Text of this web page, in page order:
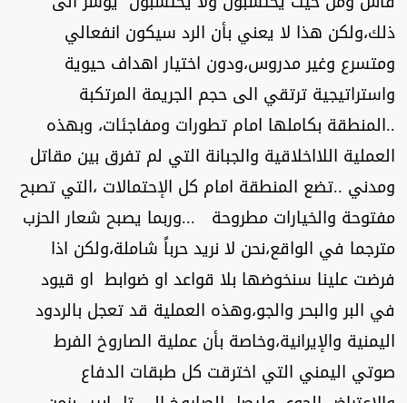
ذلك،ولكن هذا لا يعني بأن الرد سيكون انفعالي
ومتسرع وغير مدروس،ودون اختيار اهداف حيوية
واستراتيجية ترتقي الى حجم الجريمة المرتكبة
..المنطقة بكاملها امام تطورات ومفاجئات، وبهذه
العملية اللااخلاقية والجبانة التي لم تفرق بين مقاتل
ومدني ..تضع المنطقة امام كل الإحتمالات ،التي تصبح
مفتوحة والخيارات مطروحة ...وربما يصبح شعار الحزب
مترجما في الواقع،نحن لا نريد حرباً شاملة،ولكن اذا
فرضت علينا سنخوضها بلا قواعد او ضوابط او قيود
في البر والبحر والجو،وهذه العملية قد تعجل بالردود
اليمنية والإيرانية،وخاصة بأن عملية الصاروخ الفرط
صوتي اليمني التي اخترقت كل طبقات الدفاع